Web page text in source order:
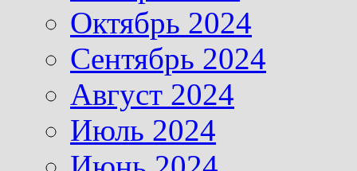
Октябрь 2024
Сентябрь 2024
Август 2024
Июль 2024